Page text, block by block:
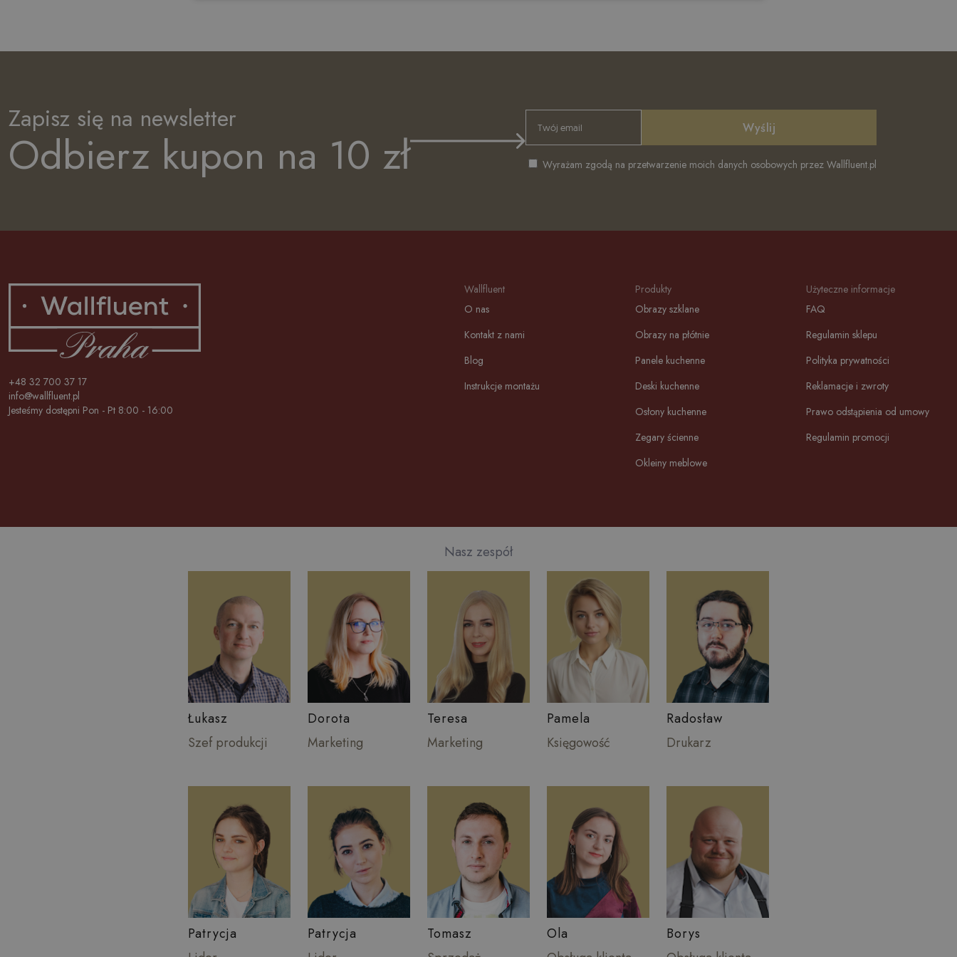
Zapisz się na newsletter
Odbierz kupon na 10 zł Wyślij
Wyrażam zgodą na przetwarzenie moich danych osobowych przez Wallfluent.pl
+48 32 700 37 17
info@wallfluent.pl
Jesteśmy dostępni Pon - Pt 8:00 - 16:00
Wallfluent
O nas
Kontakt z nami
Blog
Instrukcje montażu
Produkty
Obrazy szklane
Obrazy na płótnie
Panele kuchenne
Deski kuchenne
Osłony kuchenne
Zegary ścienne
Okleiny meblowe
Użyteczne informacje
FAQ
Regulamin sklepu
Polityka prywatności
Reklamacje i zwroty
Prawo odstąpienia od umowy
Regulamin promocji
Nasz zespół
Łukasz
Szef produkcji
Dorota
Marketing
Teresa
Marketing
Pamela
Księgowość
Radosław
Drukarz
Patrycja
Patrycja
Tomasz
Ola
Borys